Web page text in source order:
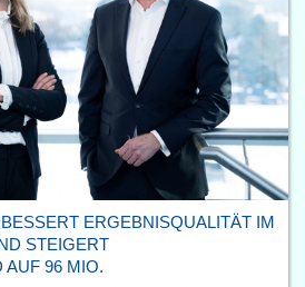
ERGEBNISQUALITÄT IM
STEIGERT
AUF 96 MIO.